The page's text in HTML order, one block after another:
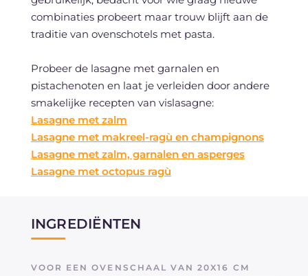
combinaties probeert maar trouw blijft aan de
traditie van ovenschotels met pasta.
Probeer de lasagne met garnalen en
pistachenoten en laat je verleiden door andere
smakelijke recepten van vislasagne:
Lasagne met zalm
Lasagne met makreel-ragù en champignons
Lasagne met zalm, garnalen en asperges
Lasagne met octopus ragù
INGREDIËNTEN
VOOR EEN OVENSCHAAL VAN 20X16 CM